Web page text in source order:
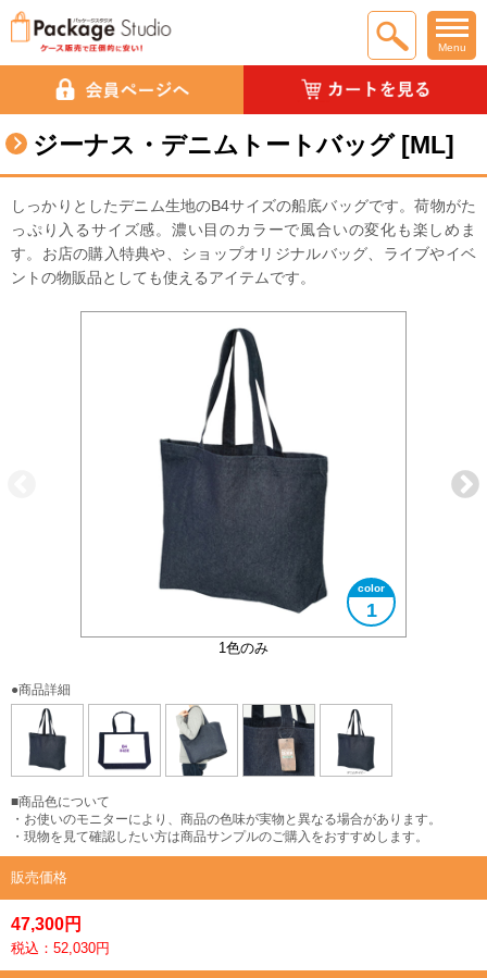
Menu
ジーナス・デニムトートバッグ [ML]
しっかりとしたデニム生地のB4サイズの船底バッグです。荷物がた
っぷり入るサイズ感。濃い目のカラーで風合いの変化も楽しめま
す。お店の購入特典や、ショップオリジナルバッグ、ライブやイベ
ントの物販品としても使えるアイテムです。
1色のみ
1
B4サイズ対応
大きさイメージ
商品タグ付き
●商品詳細
■商品色について
・お使いのモニターにより、商品の色味が実物と異なる場合があります。
・現物を見て確認したい方は商品サンプルのご購入をおすすめします。
販売価格
47,300円
税込：52,030円